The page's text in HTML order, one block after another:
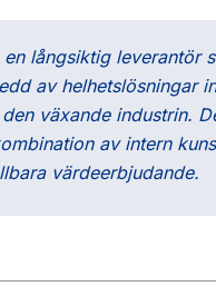
en långsiktig leverantör
av helhetslösningar
växande industrin.
av intern
värdeerbjudande.